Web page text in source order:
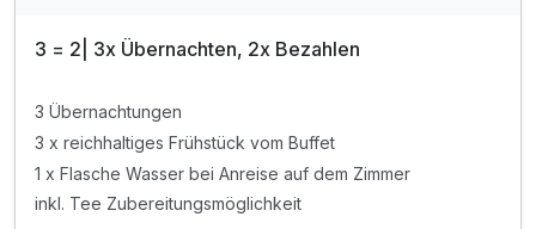
3 = 2| 3x Übernachten, 2x Bezahlen
3 Übernachtungen
3 x reichhaltiges Frühstück vom Buffet
1 x Flasche Wasser bei Anreise auf dem Zimmer
inkl. Tee Zubereitungsmöglichkeit